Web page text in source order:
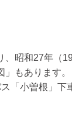
昭和27年（
もあります。
「小曽根」下